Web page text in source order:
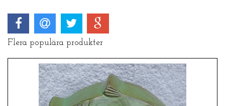
Flera populära produkter